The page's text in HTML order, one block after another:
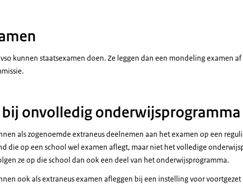
kunnen staatsexamen doen. Ze leggen dan een mondeling examen af
.
onvolledig onderwijsprogramma
als zogenoemde extraneus deelnemen aan het examen op een
die op een school wel examen aflegt, maar niet het volledige
ze op die school dan ook een deel van het onderwijsprogramma.
ook als extraneus examen afleggen bij een instelling voor voortgezet